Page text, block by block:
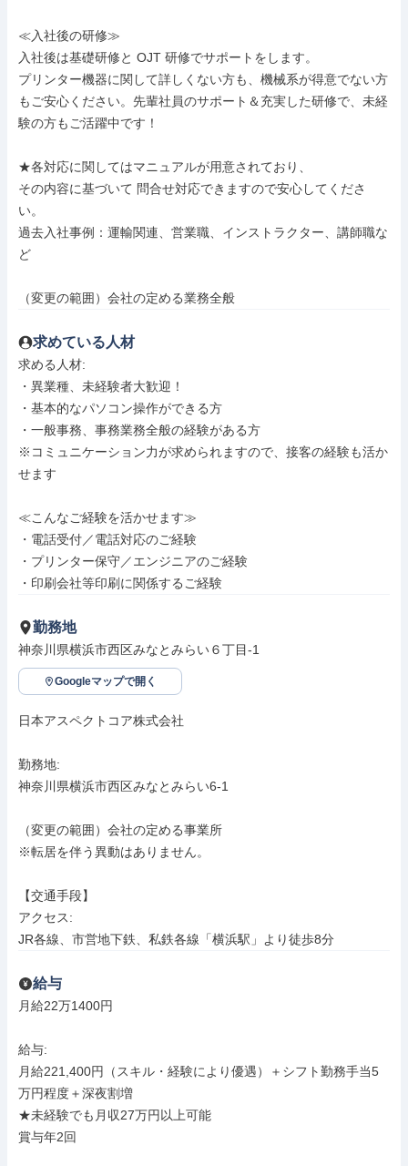
≪入社後の研修≫
入社後は基礎研修と OJT 研修でサポートをします。
プリンター機器に関して詳しくない方も、機械系が得意でない方
もご安心ください。先輩社員のサポート＆充実した研修で、未経
験の方もご活躍中です！
★各対応に関してはマニュアルが用意されており、
その内容に基づいて 問合せ対応できますので安心してくださ
い。
過去入社事例：運輸関連、営業職、インストラクター、講師職な
ど
（変更の範囲）会社の定める業務全般
求めている人材
求める人材:
・異業種、未経験者大歓迎！
・基本的なパソコン操作ができる方
・一般事務、事務業務全般の経験がある方
※コミュニケーション力が求められますので、接客の経験も活か
せます
≪こんなご経験を活かせます≫
・電話受付／電話対応のご経験
・プリンター保守／エンジニアのご経験
・印刷会社等印刷に関係するご経験
勤務地
神奈川県横浜市西区みなとみらい６丁目-1
Googleマップで開く
日本アスペクトコア株式会社
勤務地:
神奈川県横浜市西区みなとみらい6-1
（変更の範囲）会社の定める事業所
※転居を伴う異動はありません。
【交通手段】
アクセス:
JR各線、市営地下鉄、私鉄各線「横浜駅」より徒歩8分
給与
月給22万1400円
給与:
月給221,400円（スキル・経験により優遇）＋シフト勤務手当5
万円程度＋深夜割増
★未経験でも月収27万円以上可能
賞与年2回